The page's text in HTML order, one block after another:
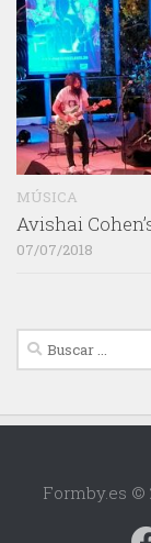
MÚSICA
Avishai
07/07/2018
Buscar:
Formby.es ©